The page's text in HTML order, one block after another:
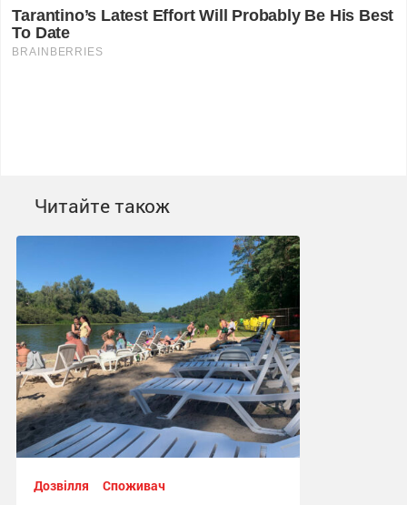
Читайте також
Дозвілля Споживач